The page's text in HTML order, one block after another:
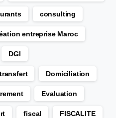
consulting
entreprise Maroc
DGI
Domiciliation
Evaluation
fiscal FISCALITE